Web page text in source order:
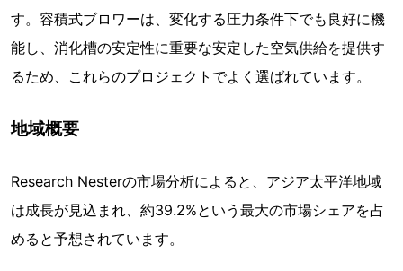
す。容積式ブロワーは、変化する圧力条件下でも良好に機
能し、消化槽の安定性に重要な安定した空気供給を提供す
るため、これらのプロジェクトでよく選ばれています。
地域概要
Research Nesterの市場分析によると、アジア太平洋地域
は成長が見込まれ、約39.2%という最大の市場シェアを占
めると予想されています。